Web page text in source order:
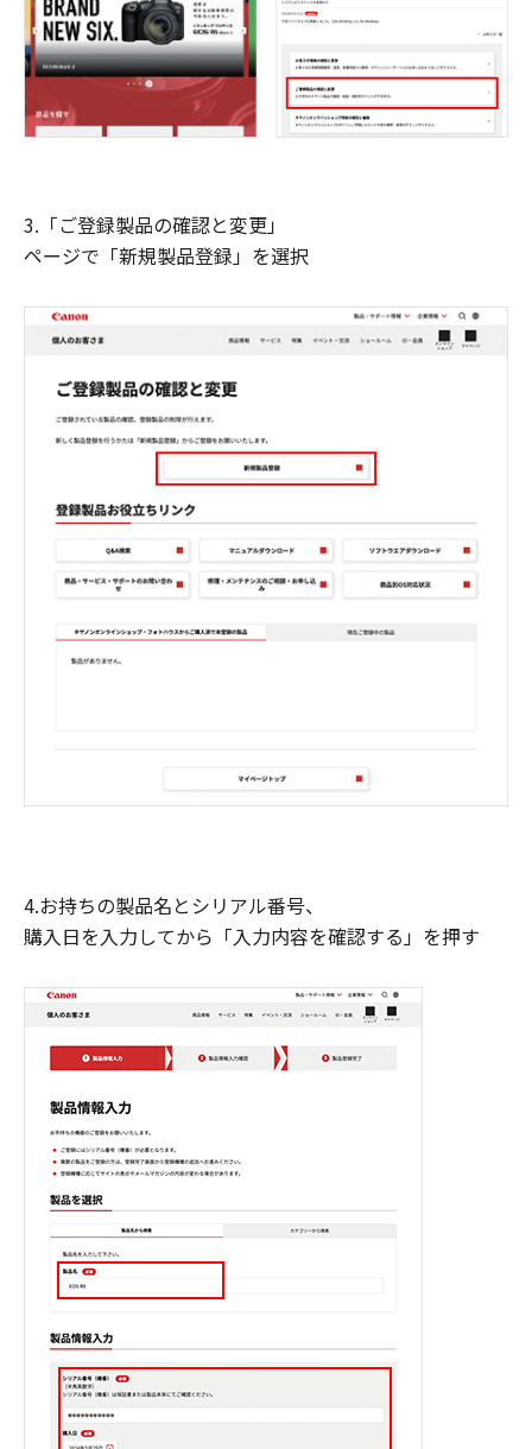
3.「ご登録製品の確認と変更」
ページで「新規製品登録」を選択
4.お持ちの製品名とシリアル番号、
購入日を入力してから「入力内容を確認する」を押す